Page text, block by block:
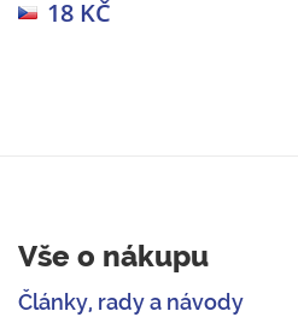
18 KČ
Vše o nákupu
Články, rady a návody